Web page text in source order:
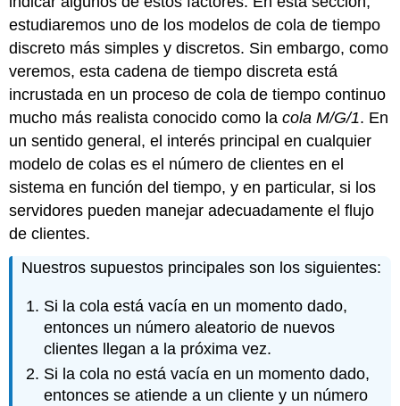
estudiaremos uno de los modelos de cola de tiempo
discreto más simples y discretos. Sin embargo, como
veremos, esta cadena de tiempo discreta está
incrustada en un proceso de cola de tiempo continuo
mucho más realista conocido como lacola M/G/1. En
un sentido general, el interés principal en cualquier
modelo de colas es el número de clientes en el
sistema en función del tiempo, y en particular, si los
servidores pueden manejar adecuadamente el flujo
de clientes.
Nuestros supuestos principales son los siguientes:
Si la cola está vacía en un momento dado,
entonces un número aleatorio de nuevos
clientes llegan a la próxima vez.
Si la cola no está vacía en un momento dado,
entonces se atiende a un cliente y un número